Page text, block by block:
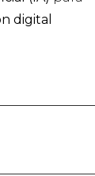
digital